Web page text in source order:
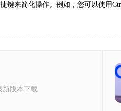
键来简化操作。例如，您可以使用
新版本下载